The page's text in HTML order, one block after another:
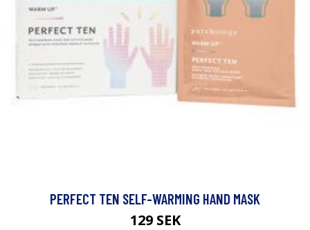
PERFECT TEN SELF-WARMING HAND MASK
129 SEK